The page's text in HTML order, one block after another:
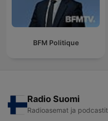
BFM Politique
Radio Suomi
Radioasemat ja podcastit